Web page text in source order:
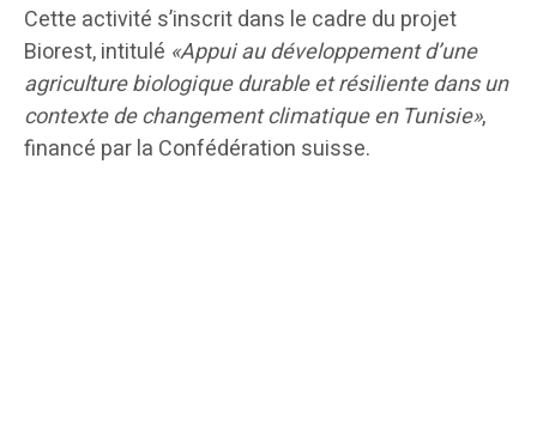
Cette activité s’inscrit dans le cadre du projet
Biorest, intitulé «Appui au développement d’une
agriculture biologique durable et résiliente dans un
contexte de changement climatique en Tunisie»,
financé par la Confédération suisse.